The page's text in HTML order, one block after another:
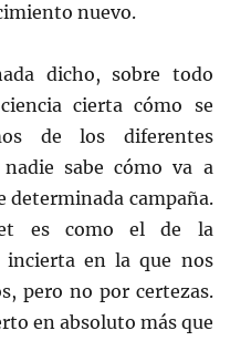
nuevo.
dicho, sobre todo
cierta cómo se
de los diferentes
sabe cómo va a
determinada campaña.
es como el de la
incierta en la que nos
pero no por certezas.
en absoluto más que